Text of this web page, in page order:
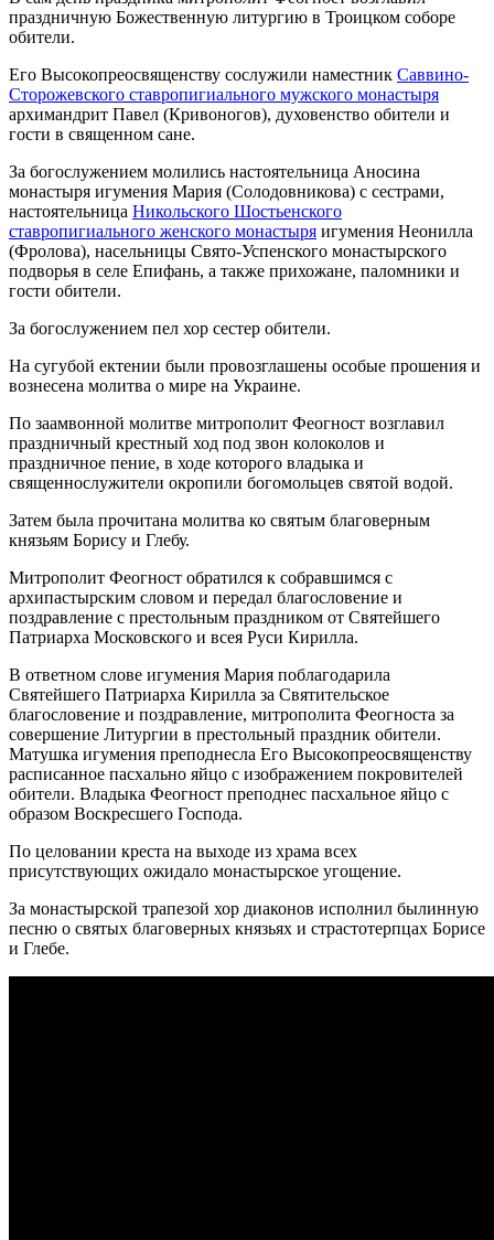
праздничную Божественную литургию в Троицком соборе
обители.
Его Высокопреосвященству сослужили наместник Саввино-
Сторожевского ставропигиального мужского монастыря
архимандрит Павел (Кривоногов), духовенство обители и
гости в священном сане.
За богослужением молились настоятельница Аносина
монастыря игумения Мария (Солодовникова) с сестрами,
настоятельница Никольского Шостьенского
ставропигиального женского монастыря игумения Неонилла
(Фролова), насельницы Свято-Успенского монастырского
подворья в селе Епифань, а также прихожане, паломники и
гости обители.
За богослужением пел хор сестер обители.
На сугубой ектении были провозглашены особые прошения и
вознесена молитва о мире на Украине.
По заамвонной молитве митрополит Феогност возглавил
праздничный крестный ход под звон колоколов и
праздничное пение, в ходе которого владыка и
священнослужители окропили богомольцев святой водой.
Затем была прочитана молитва ко святым благоверным
князьям Борису и Глебу.
Митрополит Феогност обратился к собравшимся с
архипастырским словом и передал благословение и
поздравление с престольным праздником от Святейшего
Патриарха Московского и всея Руси Кирилла.
В ответном слове игумения Мария поблагодарила
Святейшего Патриарха Кирилла за Святительское
благословение и поздравление, митрополита Феогноста за
совершение Литургии в престольный праздник обители.
Матушка игумения преподнесла Его Высокопреосвященству
расписанное пасхально яйцо с изображением покровителей
обители. Владыка Феогност преподнес пасхальное яйцо с
образом Воскресшего Господа.
По целовании креста на выходе из храма всех
присутствующих ожидало монастырское угощение.
За монастырской трапезой хор диаконов исполнил былинную
песню о святых благоверных князьях и страстотерпцах Борисе
и Глебе.